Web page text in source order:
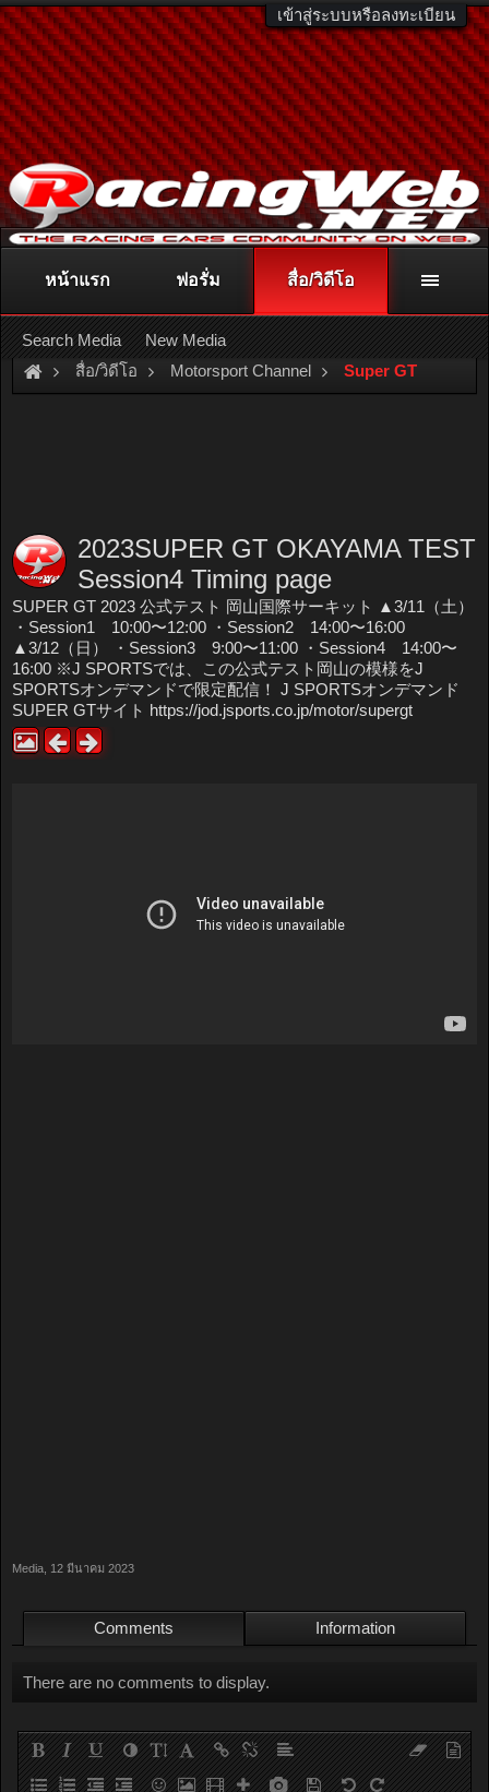
เข้าสู่ระบบหรือลงทะเบียน
ติดต่อลงโฆษณา racingweb@gmail.comหรือโทร. 081-811-1138
หรืออ่านรายละเอียดเพิ่มเติม คลิกที่นี่
สื่อ/วิดีโอ Motorsport Channel Super GT
2023SUPER GT OKAYAMA TEST
Session4 Timing page
SUPER GT 2023 公式テスト 岡山国際サーキット ▲3/11（土）
・Session1 10:00〜12:00 ・Session2 14:00〜16:00
▲3/12（日） ・Session3 9:00〜11:00 ・Session4 14:00〜
16:00 ※J SPORTSでは、この公式テスト岡山の模様をJ
SPORTSオンデマンドで限定配信！ J SPORTSオンデマンド
SUPER GTサイト https://jod.jsports.co.jp/motor/supergt
Media 12 มีนาคม 2023
Comments Information
There are no comments to display.
หน้าแรก ฟอรั่ม สื่อ/วิดีโอ
Search Media New Media